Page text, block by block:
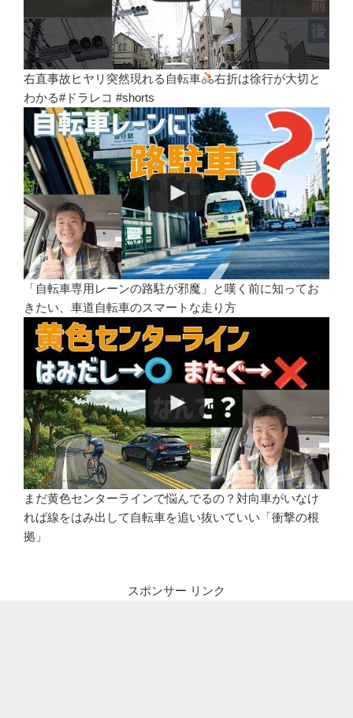
右直事故ヒヤリ突然現れる自転車
右折は徐行が大切と
わかる#ドラレコ #shorts
「自転車専用レーンの路駐が邪魔」と嘆く前に知ってお
きたい、車道自転車のスマートな走り方
まだ黄色センターラインで悩んでるの？対向車がいなけ
れば線をはみ出して自転車を追い抜いていい「衝撃の根
拠」
スポンサー リンク